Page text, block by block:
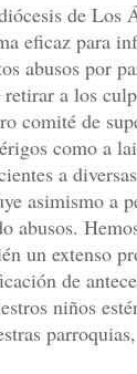
de Los
eficaz para
abusos por
retirar a los
comité de
como a
a diversas
asimismo a
abusos.
un extenso
de
niños